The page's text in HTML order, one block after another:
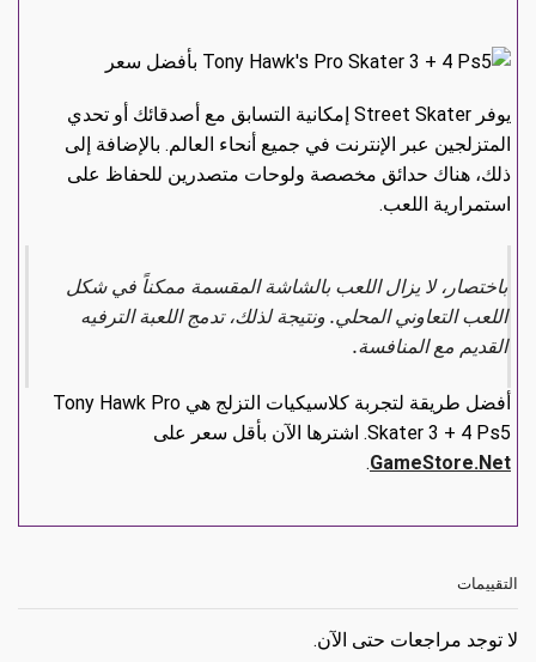
يوفر Street Skater إمكانية التسابق مع أصدقائك أو تحدي
المتزلجين عبر الإنترنت في جميع أنحاء العالم. بالإضافة إلى
ذلك، هناك حدائق مخصصة ولوحات متصدرين للحفاظ على
استمرارية اللعب.
باختصار، لا يزال اللعب بالشاشة المقسمة ممكناً في شكل
اللعب التعاوني المحلي. ونتيجة لذلك، تدمج اللعبة الترفيه
القديم مع المنافسة.
أفضل طريقة لتجربة كلاسيكيات التزلج هي Tony Hawk Pro
Skater 3 + 4 Ps5. اشترها الآن بأقل سعر على
GameStore.Net
.
التقييمات
لا توجد مراجعات حتى الآن.